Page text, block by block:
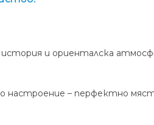
история и ориенталска
настроение – перфектно